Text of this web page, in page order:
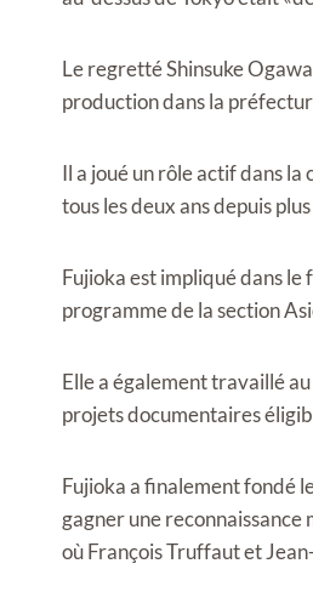
Le regretté Shinsuke
production dans la
Il a joué un rôle actif dans
tous les deux ans depuis
Fujioka est impliqué dans
programme de la section
Elle a également travaillé
projets documentaires
Fujioka a finalement fondé
gagner une reconnaissance
où François Truffaut et